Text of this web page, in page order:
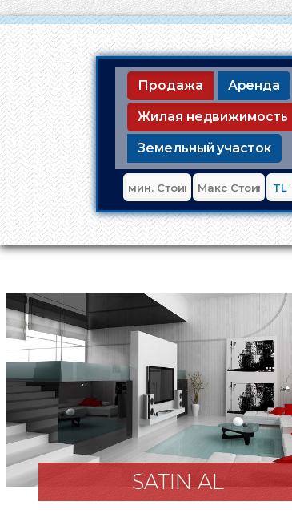
Продажа Аренда
Жилая недвижимость
Земельный участок
SATIN AL